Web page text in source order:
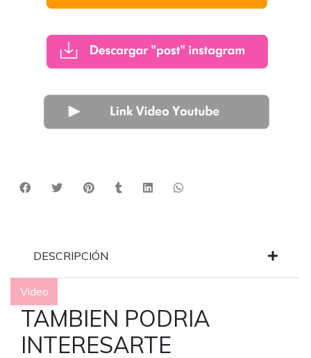
DESCRIPCIÓN
Video
TAMBIEN PODRIA
INTERESARTE